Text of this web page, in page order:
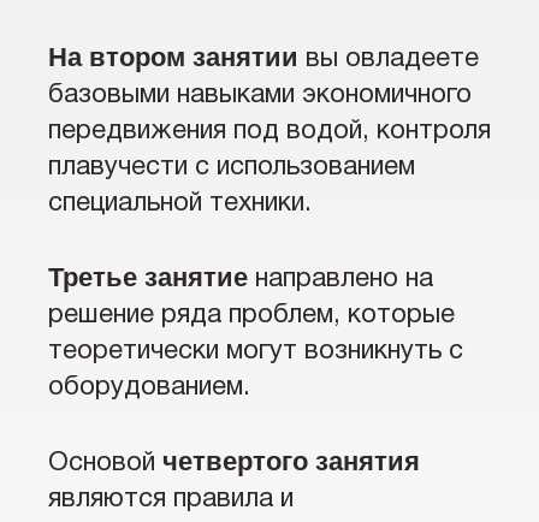
На втором занятии вы овладеете
базовыми навыками экономичного
передвижения под водой, контроля
плавучести с использованием
специальной техники.
Третье занятие направлено на
решение ряда проблем, которые
теоретически могут возникнуть с
оборудованием.
Основой четвертого занятия
являются правила и